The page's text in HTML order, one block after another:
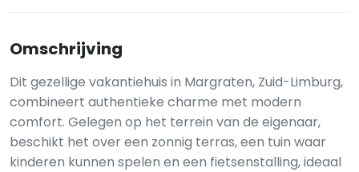
Omschrijving
Dit gezellige vakantiehuis in Margraten, Zuid-Limburg,
combineert authentieke charme met modern
comfort. Gelegen op het terrein van de eigenaar,
beschikt het over een zonnig terras, een tuin waar
kinderen kunnen spelen en een fietsenstalling, ideaal